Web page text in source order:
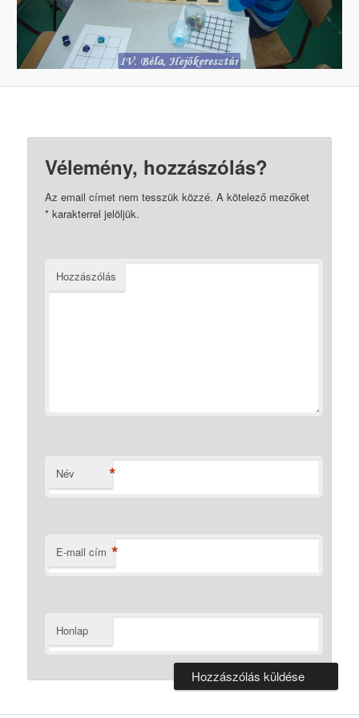
Vélemény, hozzászólás?
Az email címet nem tesszük közzé. A kötelező mezőket
* karakterrel jelöljük.
Hozzászólás
Név *
E-mail cím *
Honlap